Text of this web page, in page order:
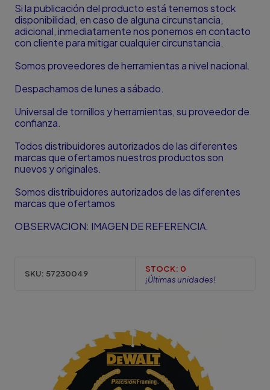
Si la publicación del producto está tenemos stock
disponibilidad, en caso de alguna circunstancia,
adicional, inmediatamente nos ponemos en contacto
con cliente para mitigar cualquier circunstancia.
Somos proveedores de herramientas a nivel nacional.
Despachamos de lunes a sábado.
Universal de tornillos y herramientas, su proveedor de
confianza.
Todos distribuidores autorizados de las diferentes
marcas que ofertamos nuestros productos son
nuevos y originales.
Somos distribuidores autorizados de las diferentes
marcas que ofertamos
OBSERVACION: IMAGEN DE REFERENCIA.
SKU: 57230049 STOCK: 0
¡Últimas unidades!